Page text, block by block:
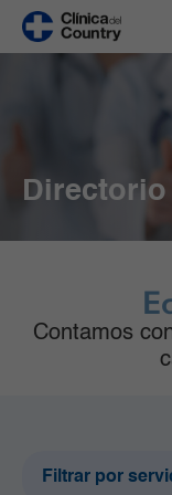
Contamos
Filtrar por